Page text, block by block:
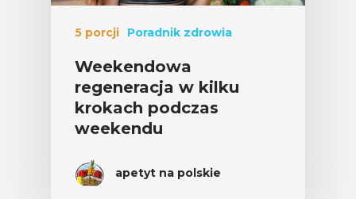
5 porcji Poradnik zdrowia
Weekendowa
regeneracja w kilku
krokach podczas
weekendu
apetyt na polskie